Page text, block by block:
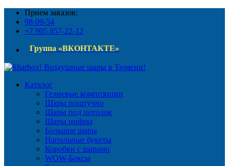
Прием заказов:
98-09-54
+7 905 857-22-12
Группа «ВКОНТАКТЕ»
Каталог
Гелиевые композиции
Шары поштучно
Шары под потолок
Шары цифры
Большие шары
Напольные букеты
Коробки с шарами
WOW-Боксы